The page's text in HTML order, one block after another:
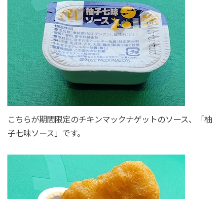
こちらが期間限定のチキンマックナゲットのソース、「柚
子七味ソース」です。